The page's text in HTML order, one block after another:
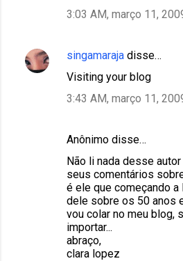
o
s
3:03 AM, março 11,
singamaraja disse…
Visiting your blog
3:43 AM, março 11,
Anônimo disse…
Não li nada desse
seus comentários
é ele que começando a
dele sobre os 50 anos
vou colar no meu blog,
importar...
abraço,
clara lopez